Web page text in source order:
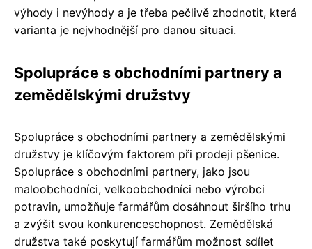
výhody i nevýhody a je třeba pečlivě zhodnotit, která
varianta je nejvhodnější pro danou situaci.
Spolupráce s obchodními partnery a
zemědělskými družstvy
Spolupráce s obchodními partnery a zemědělskými
družstvy je klíčovým faktorem při prodeji pšenice.
Spolupráce s obchodními partnery, jako jsou
maloobchodníci, velkoobchodníci nebo výrobci
potravin, umožňuje farmářům dosáhnout širšího trhu
a zvýšit svou konkurenceschopnost. Zemědělská
družstva také poskytují farmářům možnost sdílet